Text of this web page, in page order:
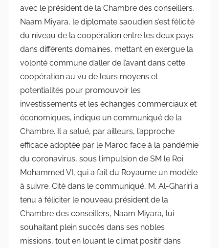
avec le président de la Chambre des conseillers,
Naam Miyara, le diplomate saoudien s’est félicité
du niveau de la coopération entre les deux pays
dans différents domaines, mettant en exergue la
volonté commune d’aller de l’avant dans cette
coopération au vu de leurs moyens et
potentialités pour promouvoir les
investissements et les échanges commerciaux et
économiques, indique un communiqué de la
Chambre. Il a salué, par ailleurs, l’approche
efficace adoptée par le Maroc face à la pandémie
du coronavirus, sous l’impulsion de SM le Roi
Mohammed VI, qui a fait du Royaume un modèle
à suivre. Cité dans le communiqué, M. Al-Ghariri a
tenu à féliciter le nouveau président de la
Chambre des conseillers, Naam Miyara, lui
souhaitant plein succès dans ses nobles
missions, tout en louant le climat positif dans